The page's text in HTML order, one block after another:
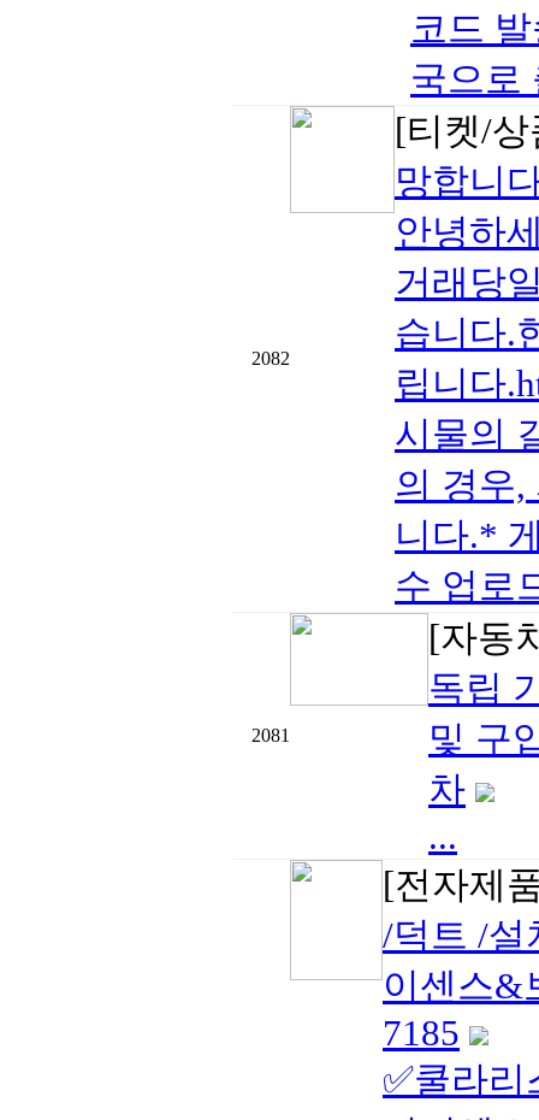
코드
국으로
2082
[티켓/
망합니
안녕하
거래당
습니다.
립니다
시물의
의 경우,
니다.*
수 업로
2081
[자동
독립
및 구
차
...
[전자제
/덕트 /설
이센스&
7185
✅쿨라리